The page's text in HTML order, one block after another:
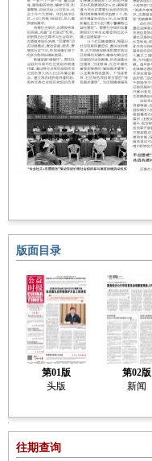
版面目录
第01版
头版
第02版
新闻
往期查询